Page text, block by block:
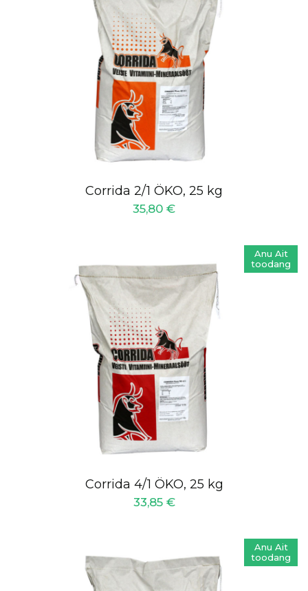
Corrida 2/1 ÖKO, 25 kg
35,80 €
Anu Ait
toodang
Corrida 4/1 ÖKO, 25 kg
33,85 €
Anu Ait
toodang